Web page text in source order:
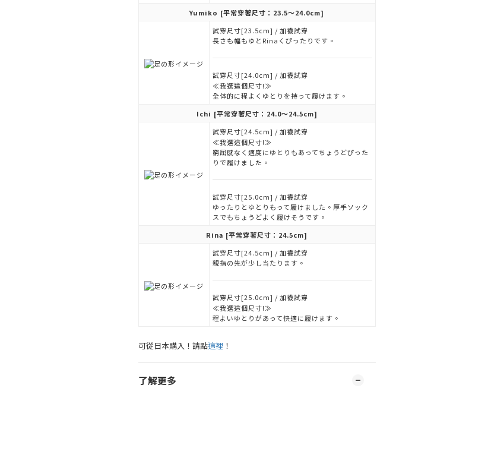
Yumiko [平常穿著尺寸：23.5～24.0cm]
試穿尺寸[23.5cm] / 加襪試穿
長さも幅もゆとRinaくぴったりです。
試穿尺寸[24.0cm] / 加襪試穿
≪我選這個尺寸!≫
全体的に程よくゆとりを持って履けます。
Ichi [平常穿著尺寸：24.0～24.5cm]
試穿尺寸[24.5cm] / 加襪試穿
≪我選這個尺寸!≫
窮屈感なく適度にゆとりもあってちょうどぴった
りで履けました。
試穿尺寸[25.0cm] / 加襪試穿
ゆったりとゆとりもって履けました。厚手ソック
スでもちょうどよく履けそうです。
Rina [平常穿著尺寸：24.5cm]
試穿尺寸[24.5cm] / 加襪試穿
親指の先が少し当たります。
試穿尺寸[25.0cm] / 加襪試穿
≪我選這個尺寸!≫
程よいゆとりがあって快適に履けます。
可從日本購入！請點這裡 ！
了解更多